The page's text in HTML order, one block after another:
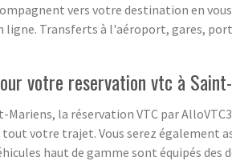
vers votre destination en
ligne. Transferts à l'aéroport, gares,
votre reservation vtc à
la réservation VTC par
votre trajet. Vous serez également
haut de gamme sont équipés